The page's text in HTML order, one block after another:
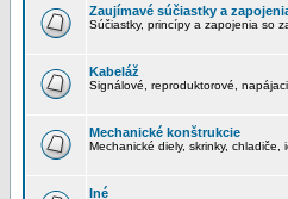
Zaujímavé súčiastky a
Súčiastky, princípy a zapojenia so
Kabeláž
Signálové, reproduktorové,
Mechanické konštrukcie
Mechanické diely, skrinky, chladiče,
Iné